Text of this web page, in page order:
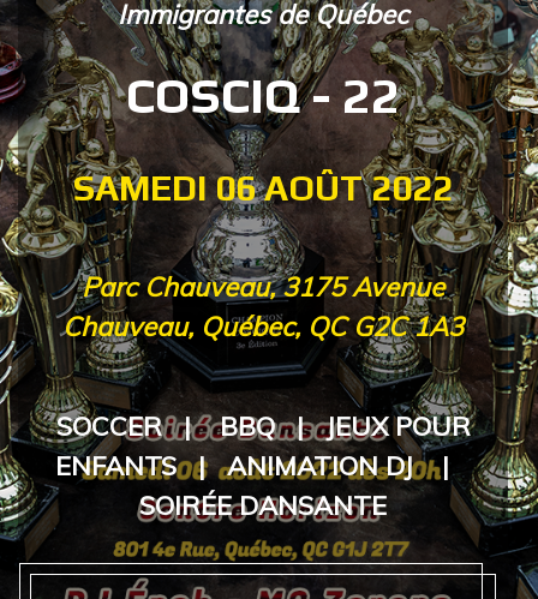
Immigrantes de Québec
COSCIQ - 22
SAMEDI 06 AOÛT 2022
Parc Chauveau, 3175 Avenue
Chauveau, Québec, QC G2C 1A3
SOCCER | BBQ | JEUX POUR
ENFANTS | ANIMATION DJ |
SOIRÉE DANSANTE